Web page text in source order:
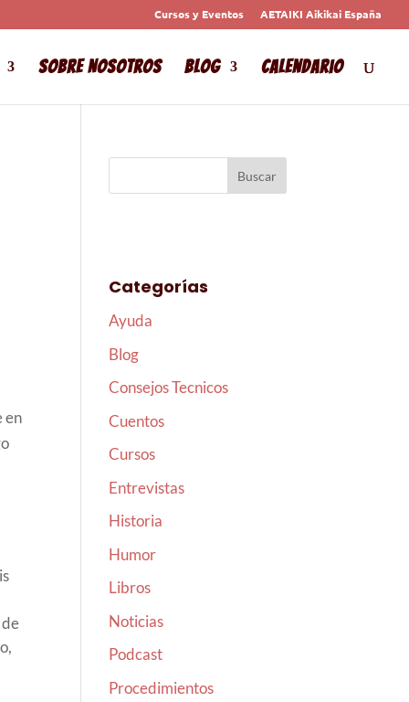
Cursos y Eventos AETAIKI Aikikai España
Sobre Nosotros Blog Calendario
en
Categorías
Ayuda
Blog
Consejos Tecnicos
Cuentos
Cursos
Entrevistas
Historia
Humor
Libros
Noticias
Podcast
Procedimientos